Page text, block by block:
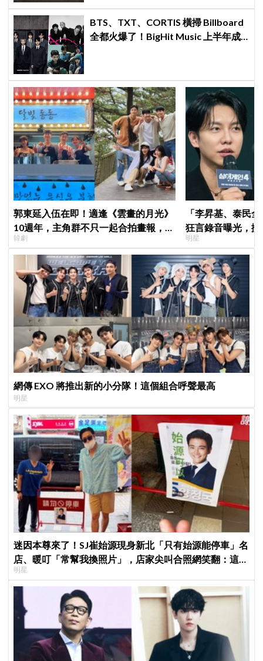
BTS、TXT、CORTIS 橫掃 Billboard
全都火爆了！BigHit Music 上半年成
郭東延入伍在即！適逢《雲畫的月光》
10週年，主角群不只一起合拍畫報，還
錄製特別節目
韓劇
「李昇基、泰民
狂言錄音曝光，
證金、糾紛再升級
明星
網傳 EXO 將推出新的小分隊！這個組合呼聲最高
明星
迷因本尊來了！SJ崔始源現身新北「只有始源能停車」名
店、暖叮「常幫我換照片」，店家尖叫合照網笑翻：這輩
子不能脫粉了
明星